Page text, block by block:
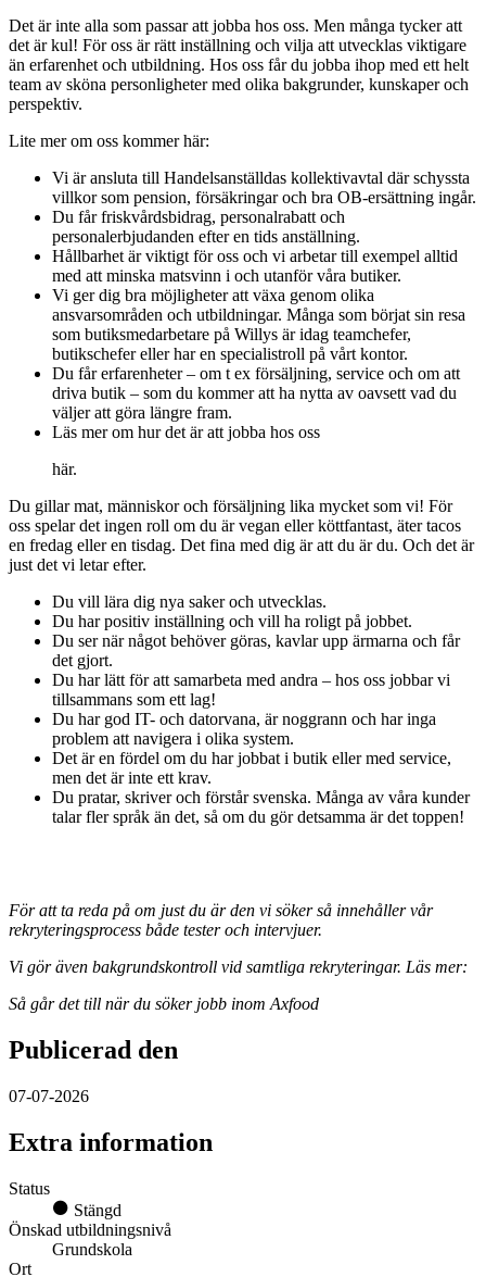
Det är inte alla som passar att jobba hos oss. Men många tycker att
det är kul! För oss är rätt inställning och vilja att utvecklas viktigare
än erfarenhet och utbildning. Hos oss får du jobba ihop med ett helt
team av sköna personligheter med olika bakgrunder, kunskaper och
perspektiv.
Lite mer om oss kommer här:
Vi är ansluta till Handelsanställdas kollektivavtal där schyssta
villkor som pension, försäkringar och bra OB-ersättning ingår.
Du får friskvårdsbidrag, personalrabatt och
personalerbjudanden efter en tids anställning.
Hållbarhet är viktigt för oss och vi arbetar till exempel alltid
med att minska matsvinn i och utanför våra butiker.
Vi ger dig bra möjligheter att växa genom olika
ansvarsområden och utbildningar. Många som börjat sin resa
som butiksmedarbetare på Willys är idag teamchefer,
butikschefer eller har en specialistroll på vårt kontor.
Du får erfarenheter – om t ex försäljning, service och om att
driva butik – som du kommer att ha nytta av oavsett vad du
väljer att göra längre fram.
Läs mer om hur det är att jobba hos oss
här.
Du gillar mat, människor och försäljning lika mycket som vi! För
oss spelar det ingen roll om du är vegan eller köttfantast, äter tacos
en fredag eller en tisdag. Det fina med dig är att du är du. Och det är
just det vi letar efter.
Du vill lära dig nya saker och utvecklas.
Du har positiv inställning och vill ha roligt på jobbet.
Du ser när något behöver göras, kavlar upp ärmarna och får
det gjort.
Du har lätt för att samarbeta med andra – hos oss jobbar vi
tillsammans som ett lag!
Du har god IT- och datorvana, är noggrann och har inga
problem att navigera i olika system.
Det är en fördel om du har jobbat i butik eller med service,
men det är inte ett krav.
Du pratar, skriver och förstår svenska. Många av våra kunder
talar fler språk än det, så om du gör detsamma är det toppen!
För att ta reda på om just du är den vi söker så innehåller vår
rekryteringsprocess både tester och intervjuer.
Vi gör även bakgrundskontroll vid samtliga rekryteringar. Läs mer:
Så går det till när du söker jobb inom Axfood
Publicerad den
07-07-2026
Extra information
Status
Stängd
Önskad utbildningsnivå
Grundskola
Ort